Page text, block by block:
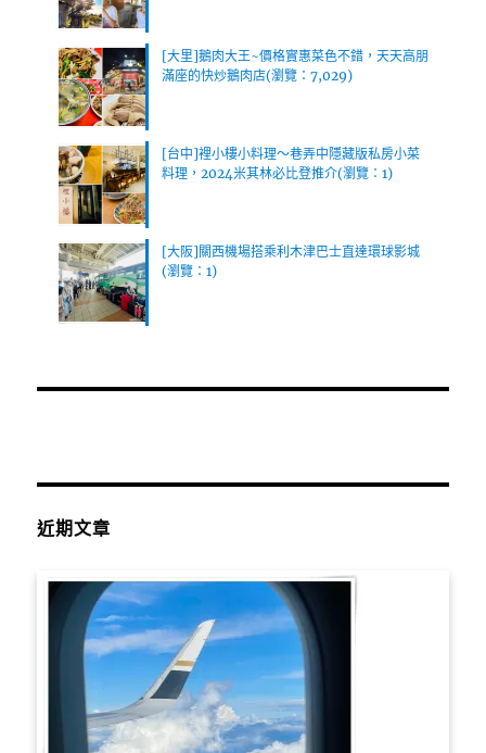
[大里]鵝肉大王~價格實惠菜色不錯，天天高朋
滿座的快炒鵝肉店(瀏覽：7,029)
[台中]裡小樓小料理～巷弄中隱藏版私房小菜
料理，2024米其林必比登推介(瀏覽：1)
[大阪]關西機場搭乘利木津巴士直達環球影城
(瀏覽：1)
近期文章